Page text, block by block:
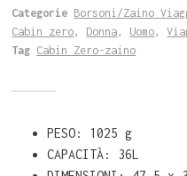
Categorie Borsoni/Zaino
Cabin zero, Donna, Uomo,
Tag Cabin Zero-zaino
PESO: 1025 g
CAPACITÀ: 36L